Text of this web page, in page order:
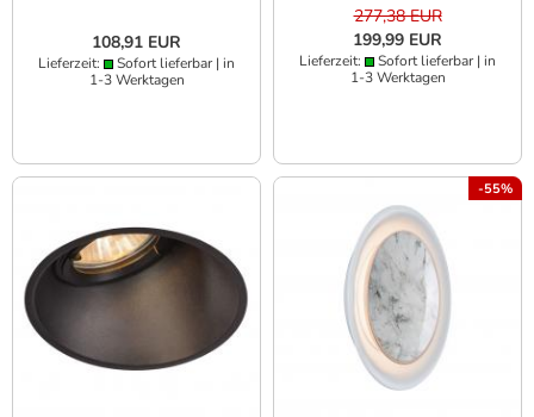
108,91 EUR
Lieferzeit:
Sofort lieferbar | in
1-3 Werktagen
rauchfarbenes Acrylglas,
handmade in EU
277,38 EUR
199,99 EUR
Lieferzeit:
Sofort lieferbar | in
1-3 Werktagen
-55%